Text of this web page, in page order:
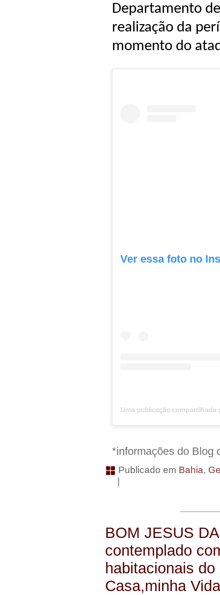
Departamento
realização da
momento do
Ver essa foto no
*informações do Blog
Publicado em Bahia,
|
BOM JESUS
contemplado
habitacionais do
Casa,minha